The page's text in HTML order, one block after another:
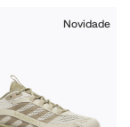
Novidade